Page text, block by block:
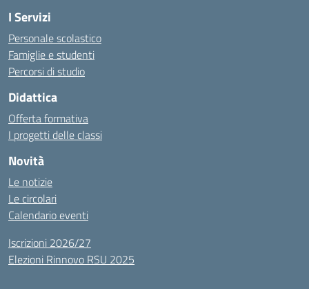
I Servizi
Personale scolastico
Famiglie e studenti
Percorsi di studio
Didattica
Offerta formativa
I progetti delle classi
Novità
Le notizie
Le circolari
Calendario eventi
Iscrizioni 2026/27
Elezioni Rinnovo RSU 2025